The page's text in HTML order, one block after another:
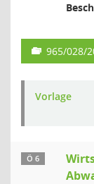
965/028/
Vorlage
Ö 6